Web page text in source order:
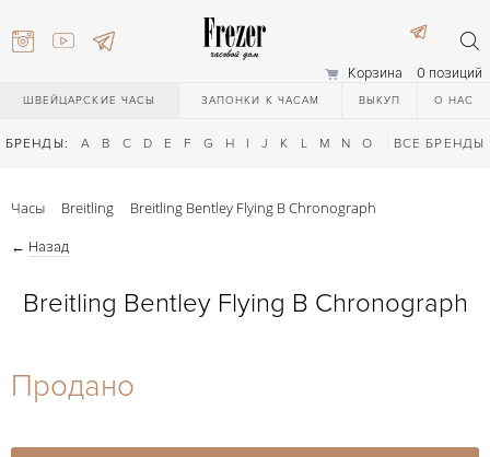
Корзина 0 позиций
ШВЕЙЦАРСКИЕ ЧАСЫ ЗАПОНКИ К ЧАСАМ ВЫКУП О НАС
БРЕНДЫ: A B C D E F G H I J K L M N O Q R S T
ВСЕ БРЕНДЫ
27-44
27-44
Часы Breitling Breitling Bentley Flying B Chronograph
← Назад
Breitling Bentley Flying B Chronograph
Продано